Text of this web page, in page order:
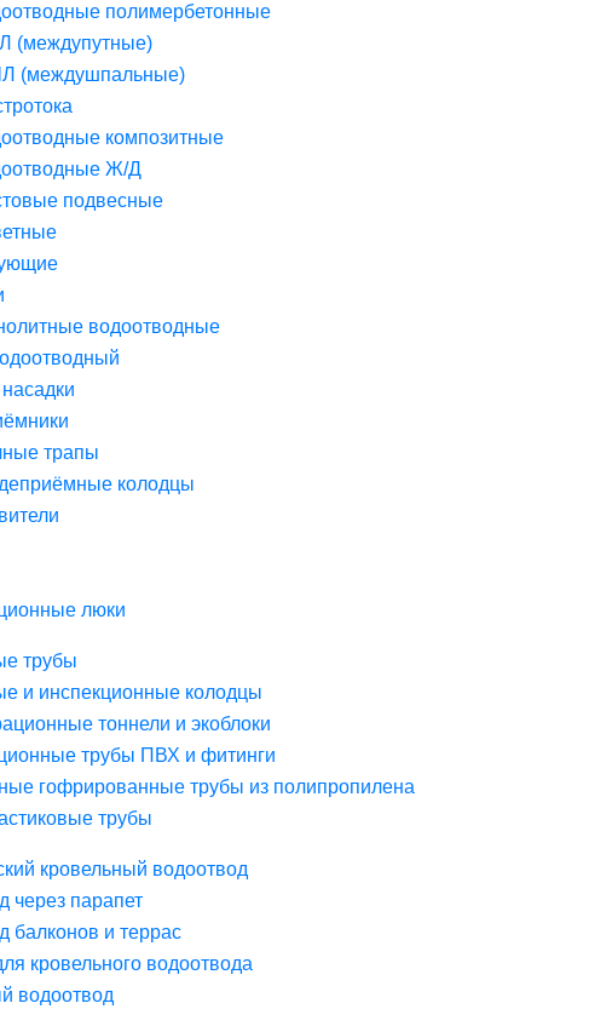
полимербетонные
(междупутные)
(междушпальные)
композитные
Ж/Д
подвесные
водоотводные
трапы
колодцы
люки
трубы
и инспекционные колодцы
тоннели и экоблоки
трубы ПВХ и фитинги
гофрированные трубы из полипропилена
трубы
кровельный водоотвод
через парапет
балконов и террас
кровельного водоотвода
водоотвод